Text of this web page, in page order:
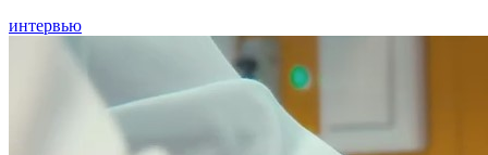
интервью